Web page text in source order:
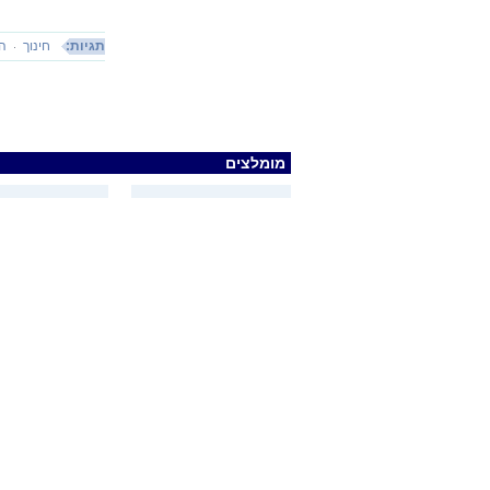
תגיות: חינוך
מומלצים